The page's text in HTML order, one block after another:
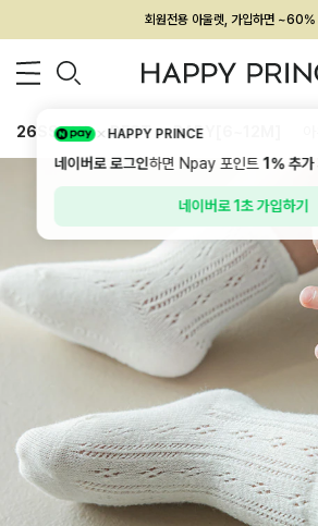
회원전용 아울렛, 가입하면 ~60%
멤버십 최대 28,000원 혜택
26SS 신상 BEST BABY[6~12M]
HAPPY PRINCE
네이버로 로그인하면 Npay 포인트1%추가
네이버로 1초 가입하기